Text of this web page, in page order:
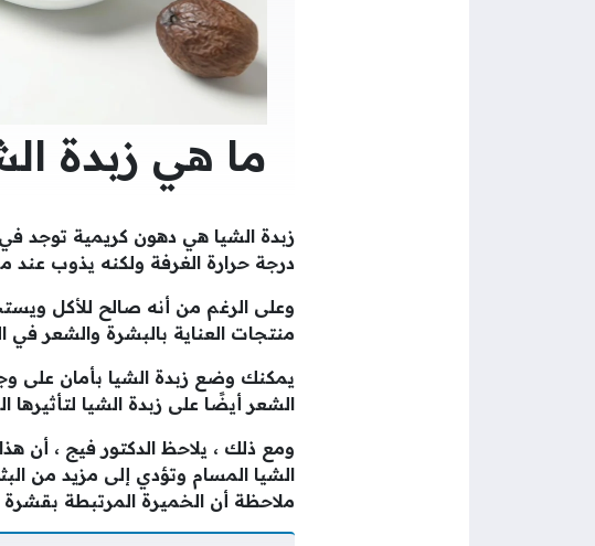
ما هي زبدة
زبدة الشيا هي دهون كريمية توجد في
درجة حرارة الغرفة ولكنه يذوب عند
وعلى الرغم من أنه صالح للأكل
منتجات العناية بالبشرة والشعر في
يمكنك وضع زبدة الشيا بأمان
الشعر أيضًا على زبدة الشيا لتأثيرها
ومع ذلك ، يلاحظ الدكتور فيج ، أن
الشيا المسام وتؤدي إلى مزيد من
ملاحظة أن الخميرة المرتبطة